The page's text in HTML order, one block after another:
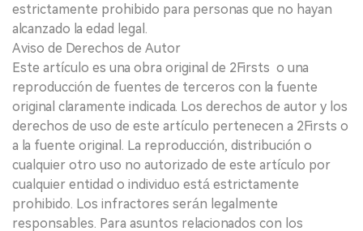
estrictamente prohibido para personas que no hayan
alcanzado la edad legal.
Aviso de Derechos de Autor
Este artículo es una obra original de 2Firsts o una
reproducción de fuentes de terceros con la fuente
original claramente indicada. Los derechos de autor y los
derechos de uso de este artículo pertenecen a 2Firsts o
a la fuente original. La reproducción, distribución o
cualquier otro uso no autorizado de este artículo por
cualquier entidad o individuo está estrictamente
prohibido. Los infractores serán legalmente
responsables. Para asuntos relacionados con los